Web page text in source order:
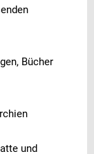
Bücher
und